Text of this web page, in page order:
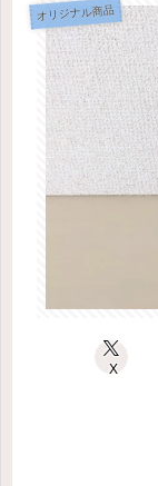
オリジナル商品
X